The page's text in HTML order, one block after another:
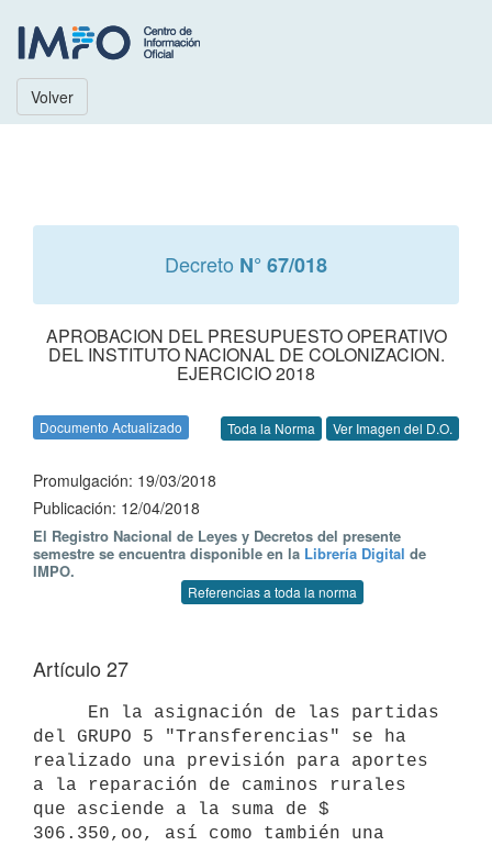
Volver
Decreto N° 67/018
APROBACION DEL PRESUPUESTO OPERATIVO
DEL INSTITUTO NACIONAL DE COLONIZACION.
EJERCICIO 2018
Documento Actualizado Toda la Norma Ver Imagen del D.O.
Promulgación: 19/03/2018
Publicación: 12/04/2018
El Registro Nacional de Leyes y Decretos del presente
semestre se encuentra disponible en la Librería Digital de
IMPO.
Referencias a toda la norma
Artículo 27
del GRUPO 5 "Transferencias" se ha
realizado una previsión para aportes
a la reparación de caminos rurales
que asciende a la suma de $
306.350,oo, así como también una